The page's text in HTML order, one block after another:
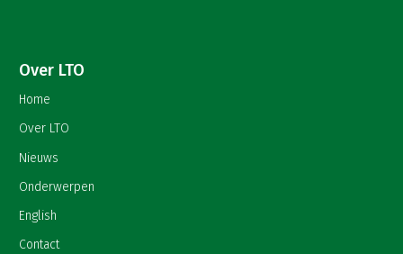
Over LTO
Home
Over LTO
Nieuws
Onderwerpen
English
Contact